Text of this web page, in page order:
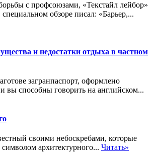
с профсоюзами, «Текстайл лейбор»
специальном обзоре писал: «Барьер,...
и недостатки отдыха в частном
загранпаспорт, оформлено
и вы способны говорить на английском...
своими небоскребами, которые
символом архитектурного... Читать»